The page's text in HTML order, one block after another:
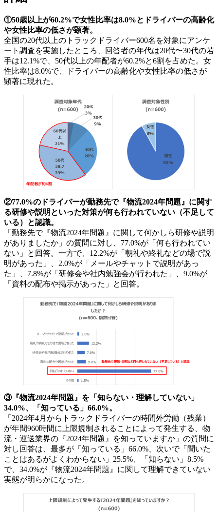
①50歳以上が60.2%で女性比率は8.0%とドライバーの高齢化
や女性比率の低さが顕著。
全国の20代以上のトラックドライバー600名を対象にアンケ
ート調査を実施したところ、回答者の年代は20代〜30代の若
手は12.1%で、50代以上の年配者が60.2%と6割を占めた。女
性比率は8.0%で、ドライバーの高齢化や女性比率の低さが
顕著に現れた。
②77.0%のドライバーが勤務先で『物流2024年問題』に関す
る研修や説明といった対策が何も行われていない（不足して
いる）と認識。
「勤務先で『物流2024年問題』に関して何かしら研修や説明
がありましたか」の質問に対し、77.0%が「何も行われてい
ない」と回答。一方で、12.2%が「朝礼や終礼などの場で説
明があった」、2.0%が「メールやチャットで説明があっ
た」、7.8%が「研修会や社内勉強会が行われた」、9.0%が
「資料の配布や掲示があった」と回答。
③『物流2024年問題』を「知らない・理解していない」
34.0%、「知っている」66.0%。
「2024年4月からトラックドライバーの時間外労働（残業）
が年間960時間に上限規制されることによって発生する、物
流・運送業界の『2024年問題』を知っていますか」の質問に
対し回答は、最多が「知っている」66.0%、次いで「聞いた
ことはあるがよくわからない」25.5%、「知らない」8.5%
で、34.0%が『物流2024年問題』に関して理解できていない
実態が明らかになった。